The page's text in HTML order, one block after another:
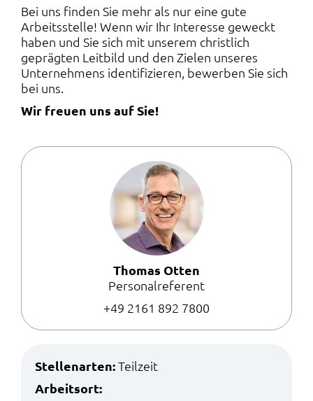
Bei uns finden Sie mehr als nur eine gute
Arbeitsstelle! Wenn wir Ihr Interesse geweckt
haben und Sie sich mit unserem christlich
geprägten Leitbild und den Zielen unseres
Unternehmens identifizieren, bewerben Sie sich
bei uns.
Wir freuen uns auf Sie!
Thomas Otten
Personalreferent
+49 2161 892 7800
Stellenarten:Teilzeit
Arbeitsort: